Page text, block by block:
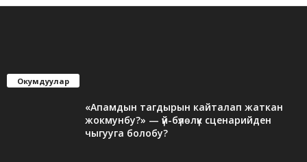
Окумдуулар
«Апамдын тагдырын кайталап жаткан
жокмунбу?» — үй-бүлөлүк сценарийден
чыгууга болобу?